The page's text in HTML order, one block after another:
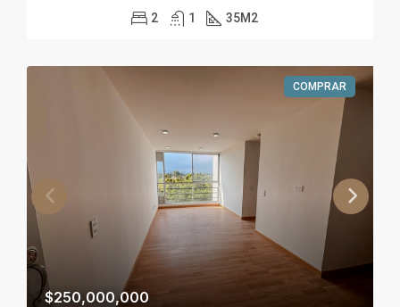
2 1 35M2
COMPRAR
$250,000,000